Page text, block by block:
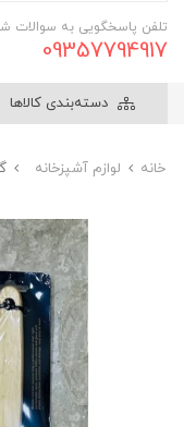
تلفن پاسخگویی به سوالات
09357794917
دسته‌بندی کالاها
خانه لوازم آشپزخانه